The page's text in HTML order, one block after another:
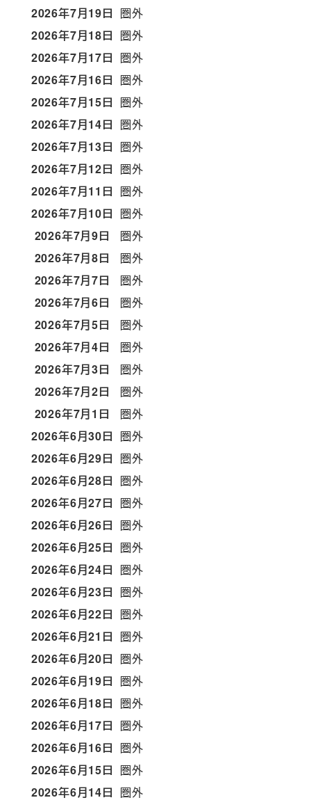
2026年7月19日 圏外
2026年7月18日 圏外
2026年7月17日 圏外
2026年7月16日 圏外
2026年7月15日 圏外
2026年7月14日 圏外
2026年7月13日 圏外
2026年7月12日 圏外
2026年7月11日 圏外
2026年7月10日 圏外
2026年7月9日
圏外
2026年7月8日
圏外
2026年7月7日
圏外
2026年7月6日
圏外
2026年7月5日
圏外
2026年7月4日
圏外
2026年7月3日
圏外
2026年7月2日
圏外
2026年7月1日
圏外
2026年6月30日 圏外
2026年6月29日 圏外
2026年6月28日 圏外
2026年6月27日 圏外
2026年6月26日 圏外
2026年6月25日 圏外
2026年6月24日 圏外
2026年6月23日 圏外
2026年6月22日 圏外
2026年6月21日 圏外
2026年6月20日 圏外
2026年6月19日 圏外
2026年6月18日 圏外
2026年6月17日 圏外
2026年6月16日 圏外
2026年6月15日 圏外
2026年6月14日 圏外